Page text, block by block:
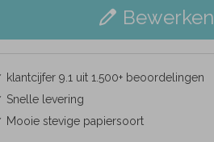
Bewerken
klantcijfer 9.1 uit 1.500+ beoordelingen
Snelle levering
Mooie stevige papiersoort